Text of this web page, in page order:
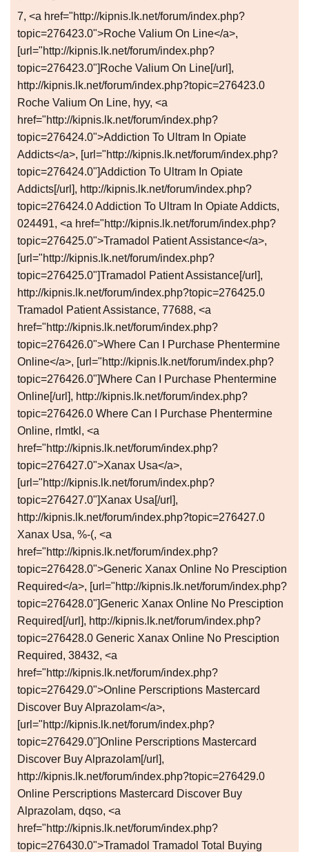
7, <a href="http://kipnis.lk.net/forum/index.php?
topic=276423.0">Roche Valium On Line</a>,
[url="http://kipnis.lk.net/forum/index.php?
topic=276423.0"]Roche Valium On Line[/url],
http://kipnis.lk.net/forum/index.php?topic=276423.0
Roche Valium On Line, hyy, <a
href="http://kipnis.lk.net/forum/index.php?
topic=276424.0">Addiction To Ultram In Opiate
Addicts</a>, [url="http://kipnis.lk.net/forum/index.php?
topic=276424.0"]Addiction To Ultram In Opiate
Addicts[/url], http://kipnis.lk.net/forum/index.php?
topic=276424.0 Addiction To Ultram In Opiate Addicts,
024491, <a href="http://kipnis.lk.net/forum/index.php?
topic=276425.0">Tramadol Patient Assistance</a>,
[url="http://kipnis.lk.net/forum/index.php?
topic=276425.0"]Tramadol Patient Assistance[/url],
http://kipnis.lk.net/forum/index.php?topic=276425.0
Tramadol Patient Assistance, 77688, <a
href="http://kipnis.lk.net/forum/index.php?
topic=276426.0">Where Can I Purchase Phentermine
Online</a>, [url="http://kipnis.lk.net/forum/index.php?
topic=276426.0"]Where Can I Purchase Phentermine
Online[/url], http://kipnis.lk.net/forum/index.php?
topic=276426.0 Where Can I Purchase Phentermine
Online, rlmtkl, <a
href="http://kipnis.lk.net/forum/index.php?
topic=276427.0">Xanax Usa</a>,
[url="http://kipnis.lk.net/forum/index.php?
topic=276427.0"]Xanax Usa[/url],
http://kipnis.lk.net/forum/index.php?topic=276427.0
Xanax Usa, %-(, <a
href="http://kipnis.lk.net/forum/index.php?
topic=276428.0">Generic Xanax Online No Presciption
Required</a>, [url="http://kipnis.lk.net/forum/index.php?
topic=276428.0"]Generic Xanax Online No Presciption
Required[/url], http://kipnis.lk.net/forum/index.php?
topic=276428.0 Generic Xanax Online No Presciption
Required, 38432, <a
href="http://kipnis.lk.net/forum/index.php?
topic=276429.0">Online Perscriptions Mastercard
Discover Buy Alprazolam</a>,
[url="http://kipnis.lk.net/forum/index.php?
topic=276429.0"]Online Perscriptions Mastercard
Discover Buy Alprazolam[/url],
http://kipnis.lk.net/forum/index.php?topic=276429.0
Online Perscriptions Mastercard Discover Buy
Alprazolam, dqso, <a
href="http://kipnis.lk.net/forum/index.php?
topic=276430.0">Tramadol Tramadol Total Buying